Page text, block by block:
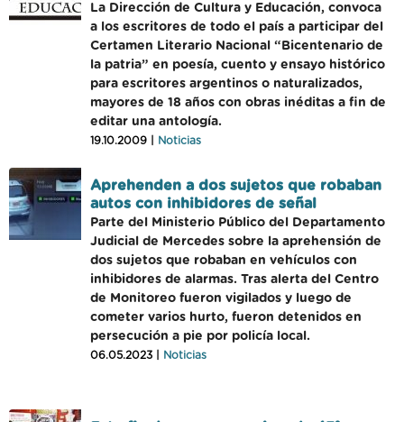
La Dirección de Cultura y Educación, convoca
a los escritores de todo el país a participar del
Certamen Literario Nacional “Bicentenario de
la patria” en poesía, cuento y ensayo histórico
para escritores argentinos o naturalizados,
mayores de 18 años con obras inéditas a fin de
editar una antología.
19.10.2009 | Noticias
Aprehenden a dos sujetos que robaban
autos con inhibidores de señal
Parte del Ministerio Público del Departamento
Judicial de Mercedes sobre la aprehensión de
dos sujetos que robaban en vehículos con
inhibidores de alarmas. Tras alerta del Centro
de Monitoreo fueron vigilados y luego de
cometer varios hurto, fueron detenidos en
persecución a pie por policía local.
06.05.2023 | Noticias